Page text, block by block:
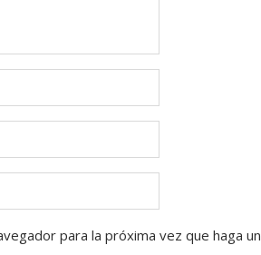
para la próxima vez que haga un